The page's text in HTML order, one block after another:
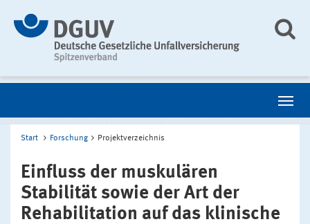
Start Forschung Projektverzeichnis
Einfluss der muskulären
Stabilität sowie der Art der
Rehabilitation auf das klinische